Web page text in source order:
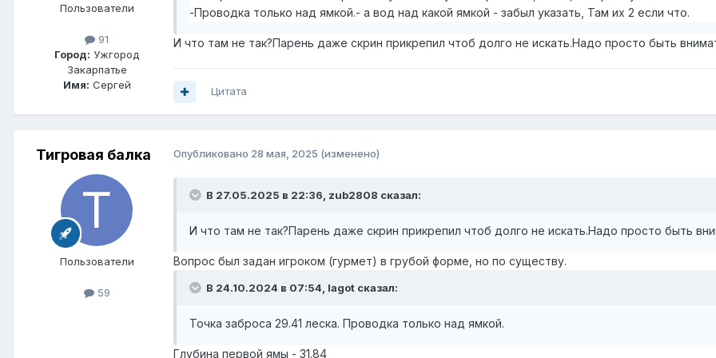
Пользователи
91
Город: Ужгород
Закарпатье
Имя: Сергей
-Проводка только над ямкой.- а вод над какой ямкой - забыл указать, Там их 2 если что.
И что там не так?Парень даже скрин прикрепил чтоб долго не искать.Надо просто быть
Цитата
Тигровая балка
Пользователи
59
Опубликовано 28 мая, 2025 (изменено)
В 27.05.2025 в 22:36, zub2808 сказал:
И что там не так?Парень даже скрин прикрепил чтоб долго не искать.Надо просто быть
Вопрос был задан игроком (гурмет) в грубой форме, но по существу.
В 24.10.2024 в 07:54, lagot сказал:
Точка заброса 29.41 леска. Проводка только над ямкой.
Глубина первой ямы - 31.84